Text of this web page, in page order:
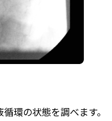
環の状態を調べます。